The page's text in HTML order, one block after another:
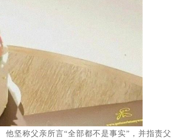
坚称父亲所言“全部都不是事实”，并指责父